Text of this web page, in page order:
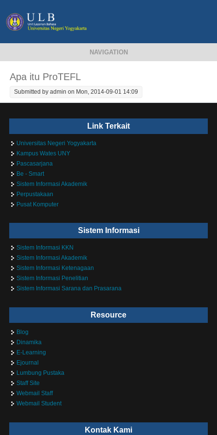
NAVIGATION
Apa itu ProTEFL
Submitted by admin on Mon, 2014-09-01 14:09
Link Terkait
Universitas Negeri Yogyakarta
Kampus Wates UNY
Pascasarjana
Be - Smart
Sistem Informasi Akademik
Perpustakaan
Pusat Komputer
Sistem Informasi
Sistem Informasi KKN
Sistem Informasi Akademik
Sistem Informasi Ketenagaan
Sistem Informasi Penelitian
Sistem Informasi Sarana dan Prasarana
Resource
Blog
Dinamika
E-Learning
Ejournal
Lumbung Pustaka
Staff Site
Webmail Staff
Webmail Student
Kontak Kami